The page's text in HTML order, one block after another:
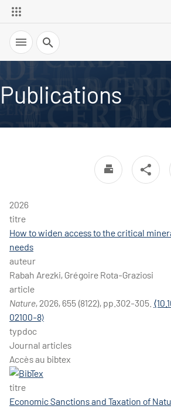
Search
Publications
2026
titre
How to widen access to the critical
needs
auteur
Rabah Arezki, Grégoire Rota-Graziosi
article
Nature, 2026, 655 (8122), pp.302-305.
02100-8⟩
typdoc
Journal articles
Accès au bibtex
titre
Economic Sanctions and Taxation of